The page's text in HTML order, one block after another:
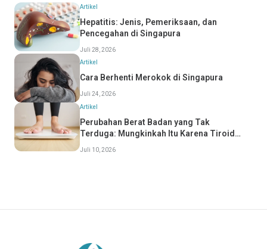
Artikel
Hepatitis: Jenis, Pemeriksaan, dan
Pencegahan di Singapura
Juli 28, 2026
Artikel
Cara Berhenti Merokok di Singapura
Juli 24, 2026
Artikel
Perubahan Berat Badan yang Tak
Terduga: Mungkinkah Itu Karena Tiroid
Juli 10, 2026